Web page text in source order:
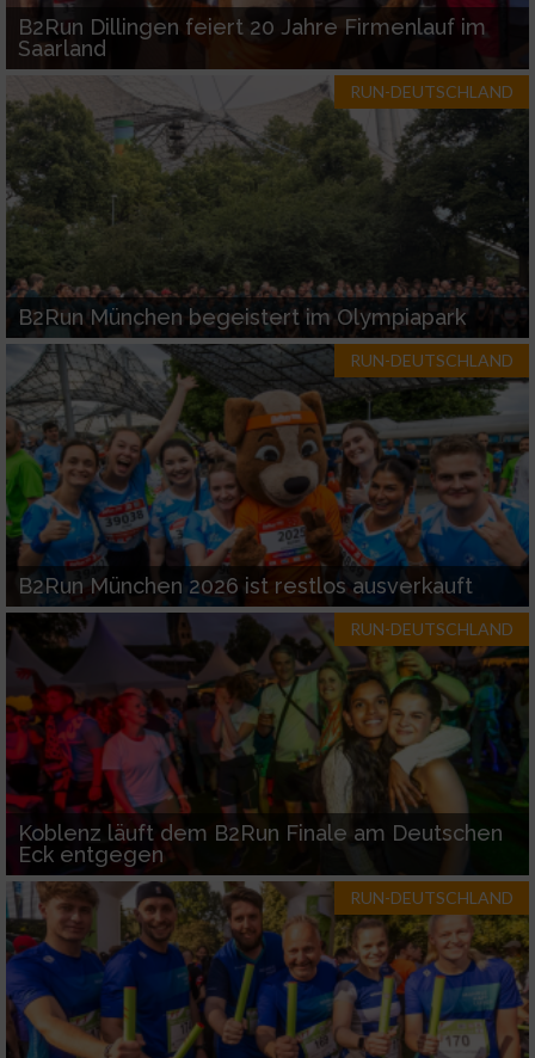
B2Run Dillingen feiert 20 Jahre Firmenlauf im
Saarland
RUN-DEUTSCHLAND
B2Run München begeistert im Olympiapark
RUN-DEUTSCHLAND
B2Run München 2026 ist restlos ausverkauft
RUN-DEUTSCHLAND
Koblenz läuft dem B2Run Finale am Deutschen
Eck entgegen
RUN-DEUTSCHLAND